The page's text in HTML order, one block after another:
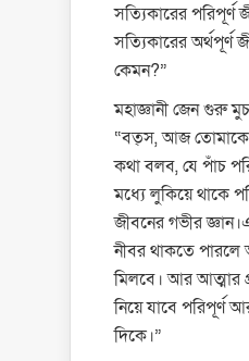
সত্যিকারের পরিপূর্ণ
সত্যিকারের
কেমন?”
মহাজ্ঞানী জেন গুরু
“বত্‌স, আজ তোমাকে
কথা বলব, যে পাঁচ
মধ্যে লুকিয়ে থাকে
জীবনের গভীর
নীবর থাকতে পারলে
মিলবে। আর আত্মার
নিয়ে যাবে পরিপূর্ণ
দিকে।”